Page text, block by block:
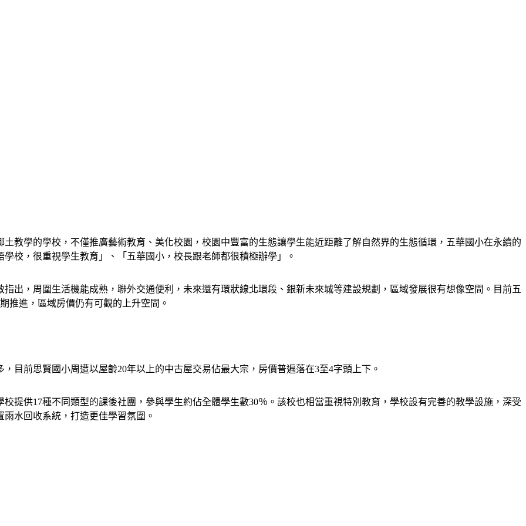
教學的學校，不僅推廣藝術教育、美化校園，校園中豐富的生態讓學生能近距離了解自然界的生態循環，五華國小在永續的
校，很重視學生教育」、「五華國小，校長跟老師都很積極辦學」。
出，周圍生活機能成熟，聯外交通便利，未來還有環狀線北環段、銀新未來城等建設規劃，區域發展很有想像空間。目前五
推進，區域房價仍有可觀的上升空間。
目前思賢國小周遭以屋齡20年以上的中古屋交易佔最大宗，房價普遍落在3至4字頭上下。
提供17種不同類型的課後社團，參與學生約佔全體學生數30％。該校也相當重視特別教育，學校設有完善的教學設施，深受
水回收系統，打造更佳學習氛圍。